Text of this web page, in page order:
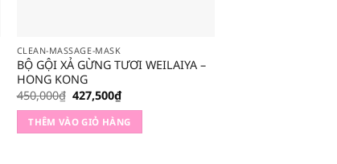
CLEAN-MASSAGE-MASK
BỘ GỘI XẢ GỪNG TƯƠI WEILAIYA –
HONG KONG
450,000₫ Giá
là:
450,000₫.
427,500₫Giá
hiện
tại
là:
THÊM VÀO GIỎ HÀNG